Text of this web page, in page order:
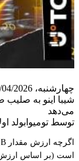
چهارشنبه، 01/04/2026 - 16:01
شیبا اینو به صلیب
می‌دهد
توسط تومیوابولد